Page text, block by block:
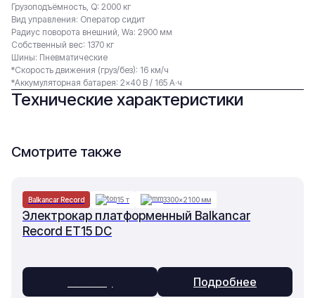
Грузоподъёмность, Q: 2000 кг
Вид управления: Оператор сидит
Радиус поворота внешний, Wa: 2900 мм
Собственный вес: 1370 кг
Шины: Пневматические
*Скорость движения (груз/без): 16 км/ч
*Аккумуляторная батарея: 2×40 В / 165 А·ч
Технические характеристики
Смотрите также
Электрокар платформенный Balkancar
Record ET15 DC
Balkancar Record 15 т 3300×2100 мм
Подробнее